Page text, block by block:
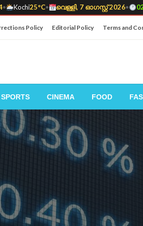
• Kochi25°C• വെള്ളി, 7 ഓഗസ്റ്റ് 2026•
Policy Editorial Policy Terms and
SPORTS CINEMA FOOD